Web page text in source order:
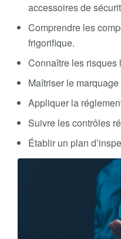
accessoires de
Comprendre les
frigorifique.
Connaître les risques
Maîtriser le marquage
Appliquer la
Suivre les contrôles
Établir un plan